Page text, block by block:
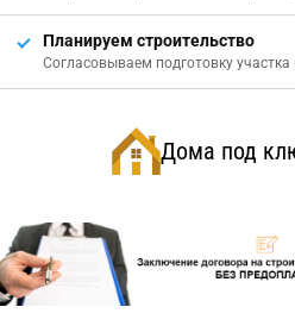
Планируем строительство
Согласовываем подготовку
Дома под